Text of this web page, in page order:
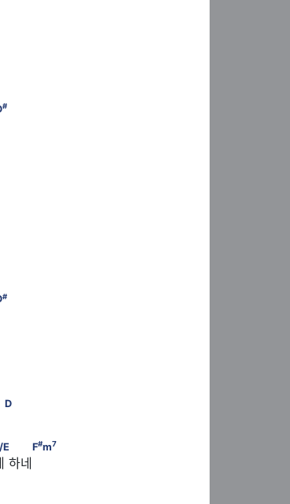
#
E
#
C
D
D                  A/C
E F#m7
하네
F